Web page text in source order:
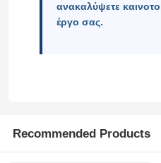
Προφίλ πόρτας από
ανακαλύψετε
έργο σας.
Recommended Products